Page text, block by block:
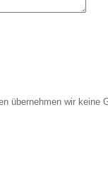
übernehmen wir keine